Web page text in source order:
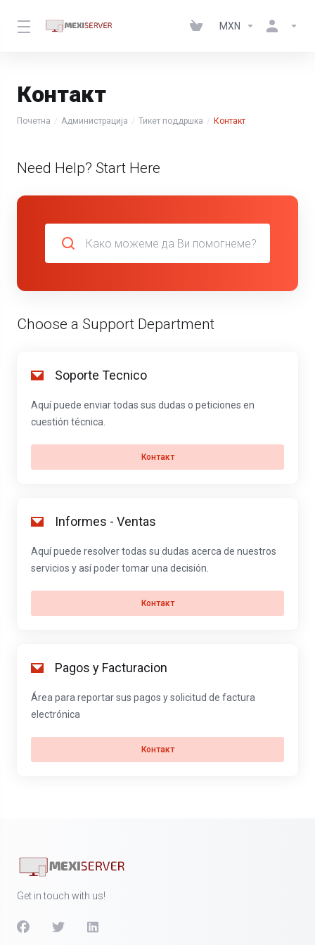
MXN
Контакт
Почетна Администрација Тикет поддршка Контакт
Need Help? Start Here
Choose a Support Department
Soporte Tecnico
Aquí puede enviar todas sus dudas o peticiones en
cuestión técnica.
Контакт
Informes - Ventas
Aquí puede resolver todas su dudas acerca de nuestros
servicios y así poder tomar una decisión.
Контакт
Pagos y Facturacion
Área para reportar sus pagos y solicitud de factura
electrónica
Контакт
Get in touch with us!